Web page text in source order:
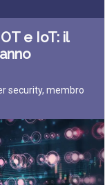
e IoT: il
security, membro